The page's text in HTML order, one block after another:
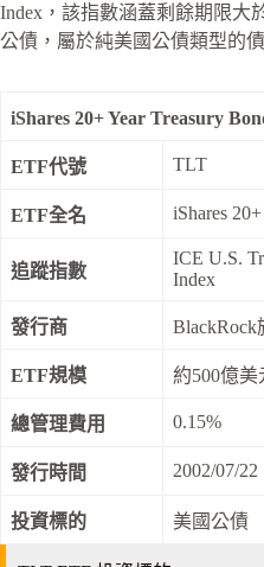
Index，該指數涵蓋剩餘期限大
公債，屬於純美國公債類型的
iShares 20+ Year Treasury
ETF代號 TLT
ETF全名 iShares
追蹤指數
ICE U.S.
Index
發行商 BlackRock
ETF規模 約500億美
總管理費用 0.15%
發行時間 2002/07/22
投資標的 美國公債